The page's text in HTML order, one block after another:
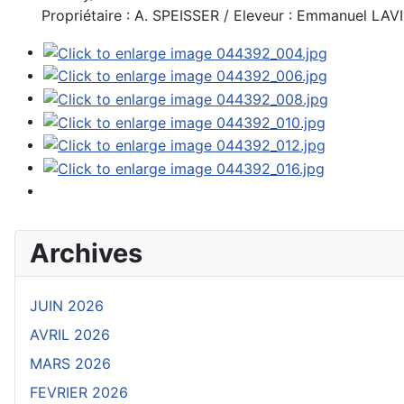
Propriétaire : A. SPEISSER / Eleveur : Emmanuel
Archives
JUIN 2026
AVRIL 2026
MARS 2026
FEVRIER 2026